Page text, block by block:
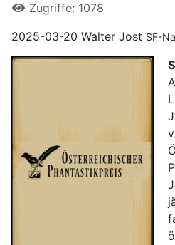
Zugriffe: 1078
2025-03-20 Walter Jost SF-